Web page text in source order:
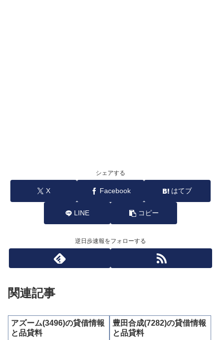
シェアする
X Facebook はてブ
LINE コピー
逆日歩速報をフォローする
関連記事
アズーム(3496)の貸借情報
と品貸料
豊田合成(7282)の貸借情報
と品貸料